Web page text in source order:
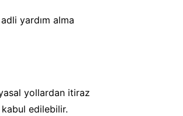
yardım alma
yollardan itiraz
edilebilir.